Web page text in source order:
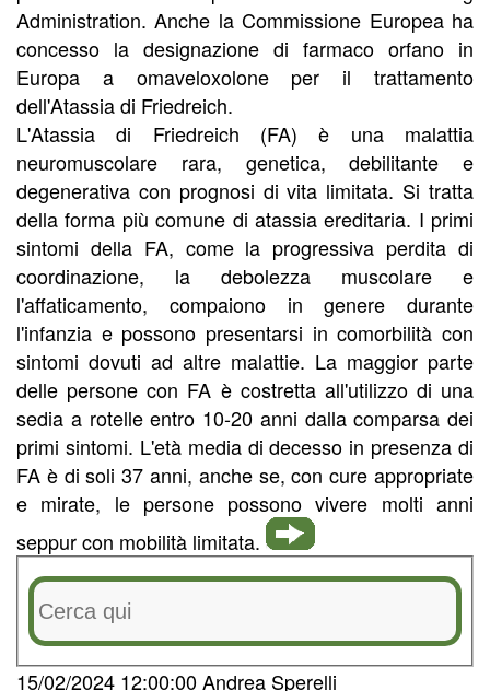
Administration. Anche la Commissione Europea ha
concesso la designazione di farmaco orfano in
Europa a omaveloxolone per il trattamento
dell'Atassia di Friedreich.
L'Atassia di Friedreich (FA) è una malattia
neuromuscolare rara, genetica, debilitante e
degenerativa con prognosi di vita limitata. Si tratta
della forma più comune di atassia ereditaria. I primi
sintomi della FA, come la progressiva perdita di
coordinazione, la debolezza muscolare e
l'affaticamento, compaiono in genere durante
l'infanzia e possono presentarsi in comorbilità con
sintomi dovuti ad altre malattie. La maggior parte
delle persone con FA è costretta all'utilizzo di una
sedia a rotelle entro 10-20 anni dalla comparsa dei
primi sintomi. L'età media di decesso in presenza di
FA è di soli 37 anni, anche se, con cure appropriate
e mirate, le persone possono vivere molti anni
seppur con mobilità limitata.
15/02/2024 12:00:00 Andrea Sperelli